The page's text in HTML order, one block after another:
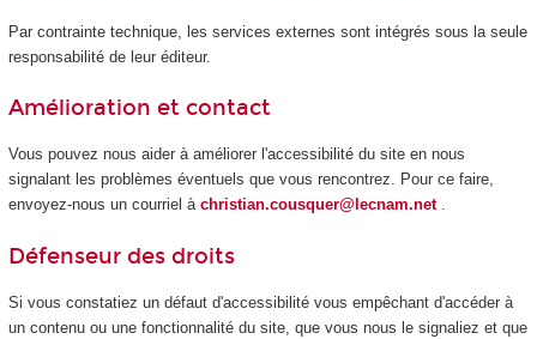
Par contrainte technique, les services externes sont intégrés sous la seule
responsabilité de leur éditeur.
Amélioration et contact
Vous pouvez nous aider à améliorer l'accessibilité du site en nous
signalant les problèmes éventuels que vous rencontrez. Pour ce faire,
envoyez-nous un courriel à christian.cousquer@lecnam.net .
Défenseur des droits
Si vous constatiez un défaut d'accessibilité vous empêchant d'accéder à
un contenu ou une fonctionnalité du site, que vous nous le signaliez et que